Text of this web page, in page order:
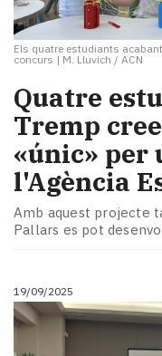
El
temps
Reportatges
Enquestes
A
escena!
Dis
la
teva!
Subscriptors
del
Pallars
Contingut
Els quatre estudiants
concurs | M. Lluvich / ACN
Quatre
Tremp
«únic» per
l'Agència
Amb aquest projecte
Pallars es pot
19/09/2025